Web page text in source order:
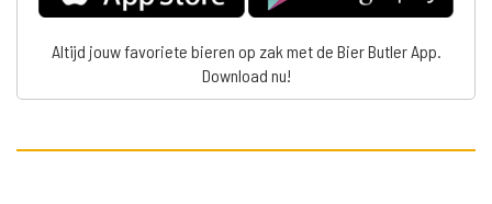
Altijd jouw favoriete bieren op zak met de Bier Butler App.
Download nu!